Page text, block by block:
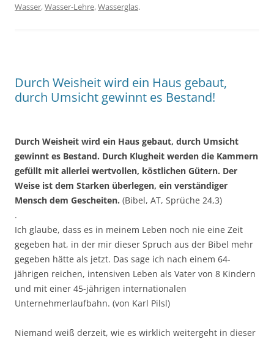
Wasser,Wasser-Lehre,Wasserglas.
Durch Weisheit wird ein Haus gebaut,
durch Umsicht gewinnt es Bestand!
Durch Weisheit wird ein Haus gebaut, durch Umsicht
gewinnt es Bestand. Durch Klugheit werden die Kammern
gefüllt mit allerlei wertvollen, köstlichen Gütern. Der
Weise ist dem Starken überlegen, ein verständiger
Mensch dem Gescheiten. (Bibel, AT, Sprüche 24,3)
.
Ich glaube, dass es in meinem Leben noch nie eine Zeit
gegeben hat, in der mir dieser Spruch aus der Bibel mehr
gegeben hätte als jetzt. Das sage ich nach einem 64-
jährigen reichen, intensiven Leben als Vater von 8 Kindern
und mit einer 45-jährigen internationalen
Unternehmerlaufbahn. (von Karl Pilsl)
Niemand weiß derzeit, wie es wirklich weitergeht in dieser